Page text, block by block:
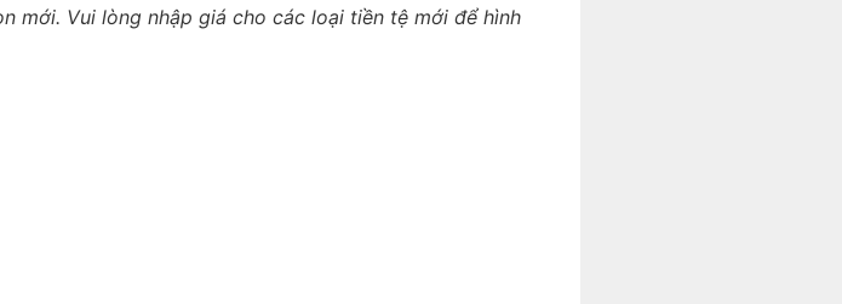
mới. Vui lòng nhập giá cho các loại tiền tệ mới để hình